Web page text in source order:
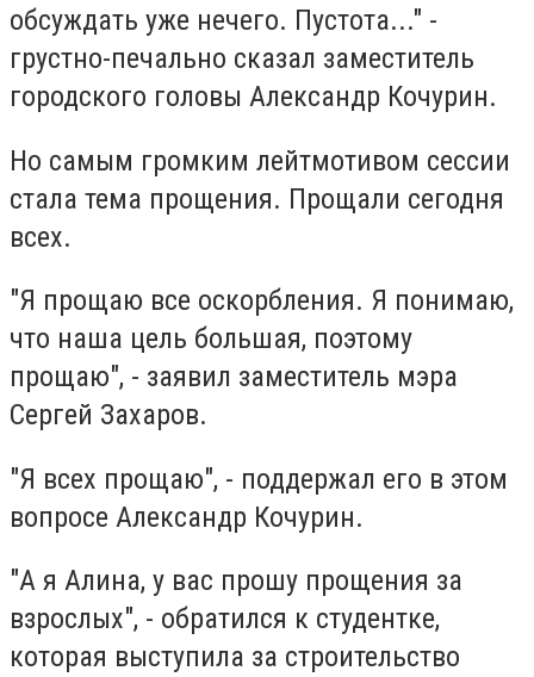
обсуждать уже нечего. Пустота..." -
грустно-печально сказал заместитель
городского головы Александр Кочурин.
Но самым громким лейтмотивом сессии
стала тема прощения. Прощали сегодня
всех.
"Я прощаю все оскорбления. Я понимаю,
что наша цель большая, поэтому
прощаю", - заявил заместитель мэра
Сергей Захаров.
"Я всех прощаю", - поддержал его в этом
вопросе Александр Кочурин.
"А я Алина, у вас прошу прощения за
взрослых", - обратился к студентке,
которая выступила за строительство